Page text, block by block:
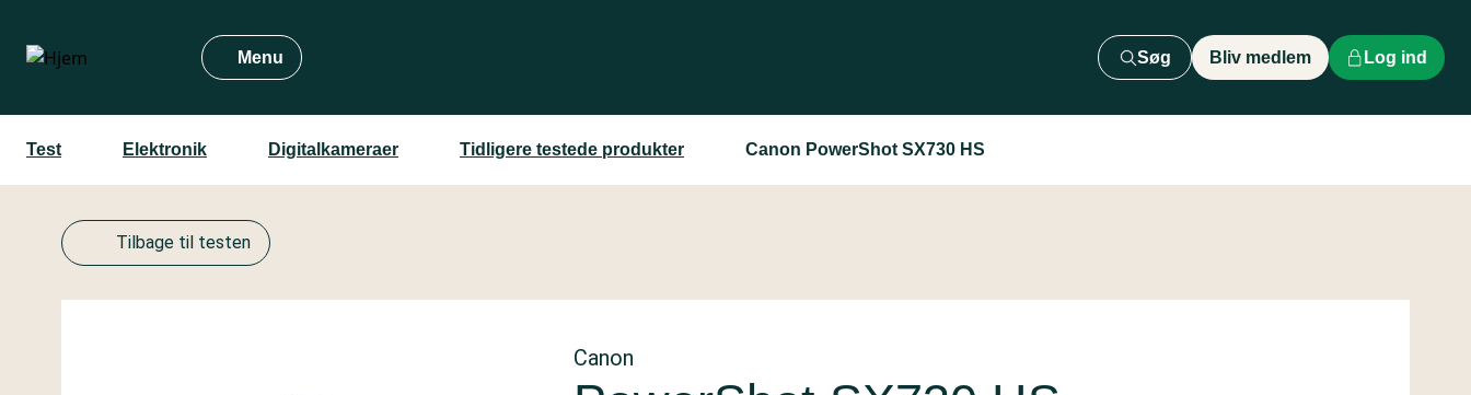
hovedindhold
Menu Søg Bliv medlem Log ind
Test Elektronik Digitalkameraer Tidligere testede produkter Canon PowerShot SX730 HS
Tilbage til testen
Canon